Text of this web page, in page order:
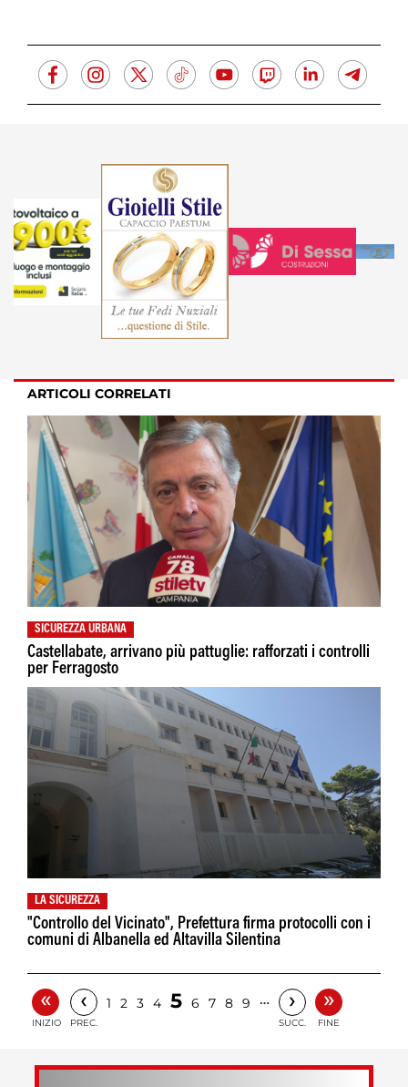
ARTICOLI CORRELATI
SICUREZZA URBANA
Castellabate, arrivano più pattuglie: rafforzati i controlli
per Ferragosto
LA SICUREZZA
"Controllo del Vicinato", Prefettura firma protocolli con i
comuni di Albanella ed Altavilla Silentina
«
INIZIO
‹
PREC.
1 2 3 4 5 6 7 8 9 … ›
SUCC.
»
FINE